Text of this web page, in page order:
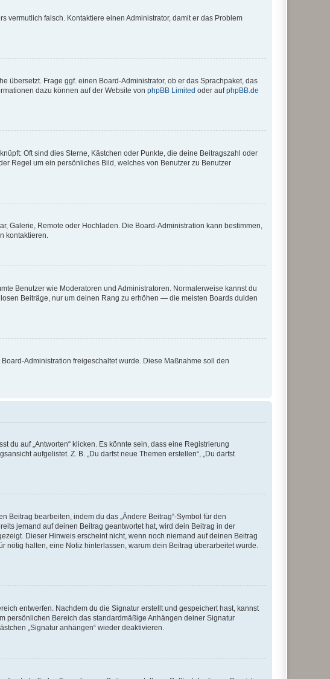
vermutlich falsch. Kontaktiere einen Administrator, damit er das Problem
übersetzt. Frage ggf. einen Board-Administrator, ob er das Sprachpaket, das
dazu können auf der Website von phpBB Limited oder aufphpBB.de
Oft sind dies Sterne, Kästchen oder Punkte, die deine Beitragszahl oder
Regel um ein persönliches Bild, welches von Benutzer zu Benutzer
Galerie, Remote oder Hochladen. Die Board-Administration kann bestimmen,
kontaktieren.
Benutzer wie Moderatoren und Administratoren. Normalerweise kannst du
Beiträge, nur um deinen Rang zu erhöhen — die meisten Boards dulden
Administration freigeschaltet wurde. Diese Maßnahme soll den
du auf „Antworten“ klicken. Es könnte sein, dass eine Registrierung
aufgelistet. Z. B. „Du darfst neue Themen erstellen“, „Du darfst
Beitrag bearbeiten, indem du das „Ändere Beitrag“-Symbol für den
jemand auf deinen Beitrag geantwortet hat, wird dein Beitrag in der
Dieser Hinweis erscheint nicht, wenn noch niemand auf deinen Beitrag
halten, eine Notiz hinterlassen, warum dein Beitrag überarbeitet wurde.
entwerfen. Nachdem du die Signatur erstellt und gespeichert hast, kannst
persönlichen Bereich das standardmäßige Anhängen deiner Signatur
„Signatur anhängen“ wieder deaktivieren.